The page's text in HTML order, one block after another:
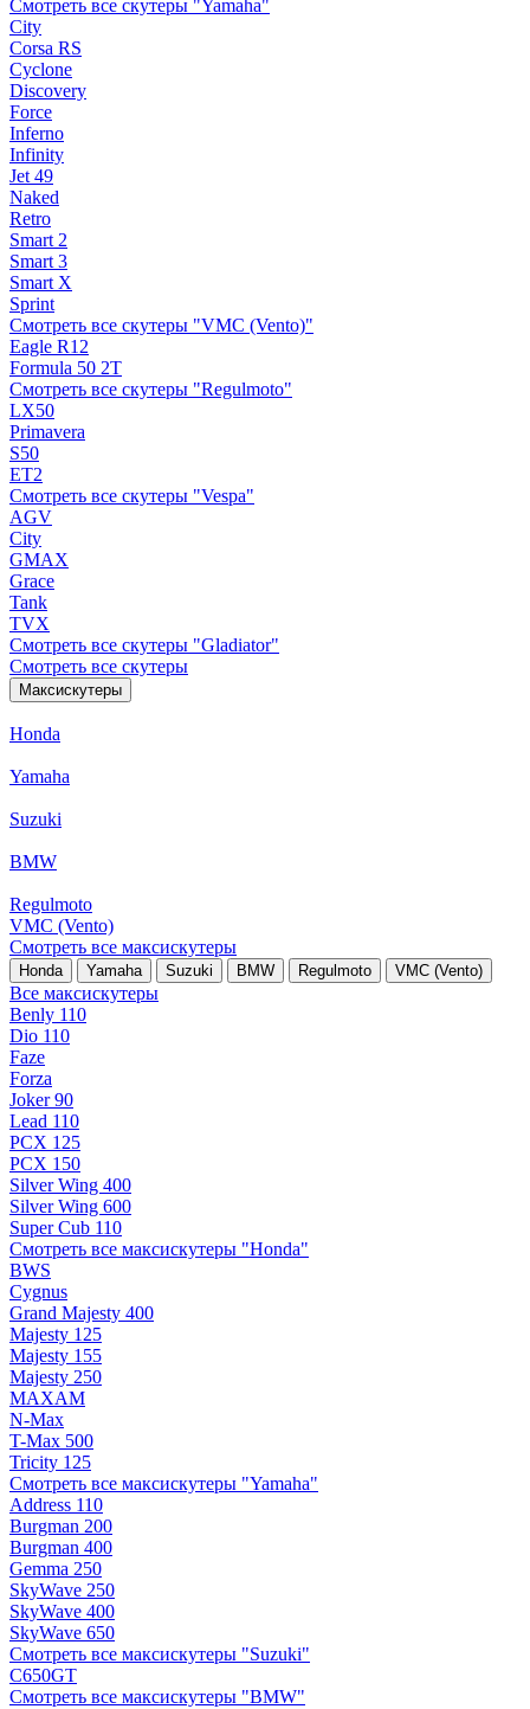
Смотреть все скутеры "Yamaha"
City
Corsa RS
Cyclone
Discovery
Force
Inferno
Infinity
Jet 49
Naked
Retro
Smart 2
Smart 3
Smart X
Sprint
Смотреть все скутеры "VMC (Vento)"
Eagle R12
Formula 50 2Т
Смотреть все скутеры "Regulmoto"
LX50
Primavera
S50
ET2
Смотреть все скутеры "Vespa"
AGV
City
GMAX
Grace
Tank
TVX
Смотреть все скутеры "Gladiator"
Смотреть все скутеры
Максискутеры
Honda
Yamaha
Suzuki
BMW
Regulmoto
VMC (Vento)
Смотреть все максискутеры
Honda Yamaha Suzuki BMW Regulmoto VMC (Vento)
Все максискутеры
Benly 110
Dio 110
Faze
Forza
Joker 90
Lead 110
PCX 125
PCX 150
Silver Wing 400
Silver Wing 600
Super Cub 110
Смотреть все максискутеры "Honda"
BWS
Cygnus
Grand Majesty 400
Majesty 125
Majesty 155
Majesty 250
MAXAM
N-Max
T-Max 500
Tricity 125
Смотреть все максискутеры "Yamaha"
Address 110
Burgman 200
Burgman 400
Gemma 250
SkyWave 250
SkyWave 400
SkyWave 650
Смотреть все максискутеры "Suzuki"
C650GT
Смотреть все максискутеры "BMW"